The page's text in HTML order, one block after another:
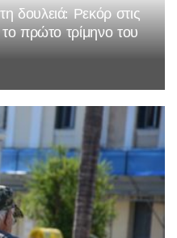
δουλειά: Ρεκόρ στις
το πρώτο τρίμηνο του